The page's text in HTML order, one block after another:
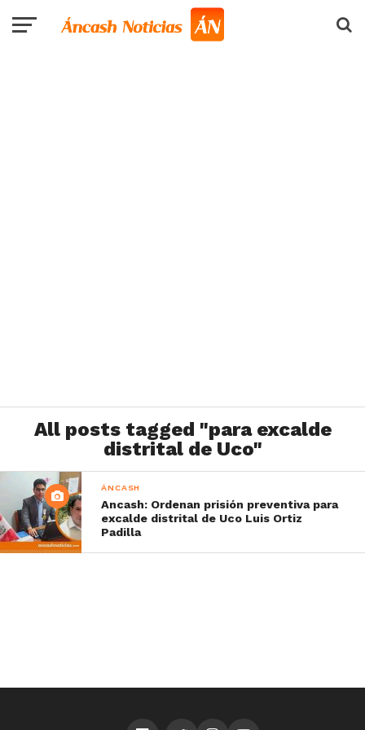
All posts tagged "para excalde
distrital de Uco"
ÁNCASH
Ancash: Ordenan prisión preventiva para
excalde distrital de Uco Luis Ortiz
Padilla